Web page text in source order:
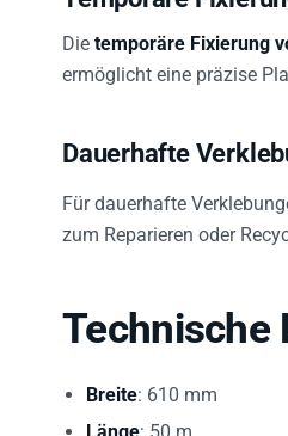
Die temporäre Fixierung
ermöglicht eine präzise
Dauerhafte
Für dauerhafte
zum Reparieren oder
Technische
Breite: 610 mm
Länge: 50 m